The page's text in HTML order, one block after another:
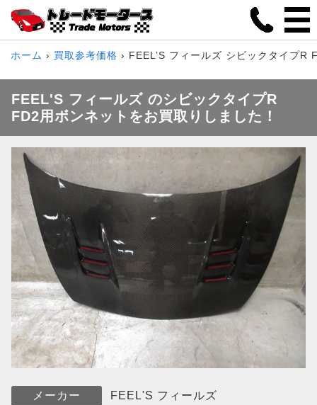
ホーム 買取参考価格 FEEL’S フィールズ シビックタイプR
FEEL'S フィールズ のシビックタイプR
FD2用ボンネットをお買取りしました！
メーカー FEEL'S フィールズ